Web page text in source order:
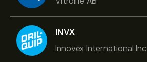
INVX
Innovex International Inc